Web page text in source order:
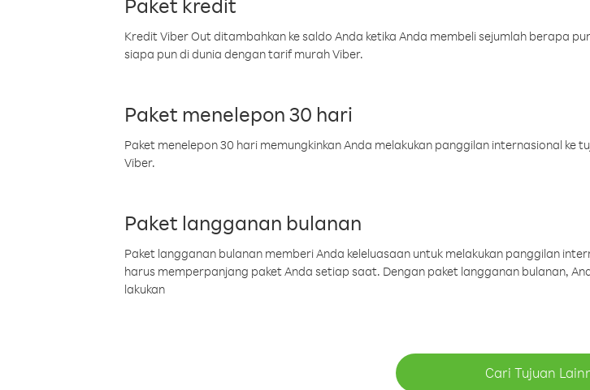
Kredit Viber Out ditambahkan ke saldo Anda ketika Anda membeli sejumlah berapa
siapa pun di dunia dengan tarif murah Viber.
Paket menelepon 30 hari
Paket menelepon 30 hari memungkinkan Anda melakukan panggilan internasional ke
Viber.
Paket langganan bulanan
Paket langganan bulanan memberi Anda keleluasaan untuk melakukan panggilan
harus memperpanjang paket Anda setiap saat. Dengan paket langganan bulanan,
lakukan
Cari Tujuan